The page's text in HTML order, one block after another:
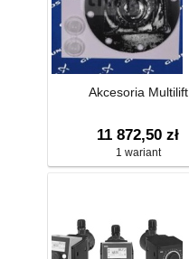
Akcesoria Multilift
11 872,50 zł
1 wariant